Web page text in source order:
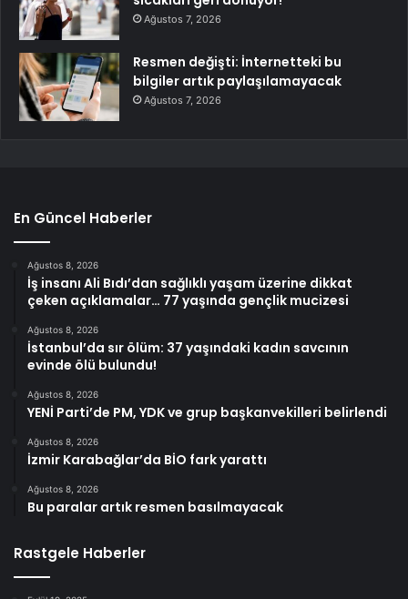
Ağustos 7, 2026
Resmen değişti: İnternetteki bu
bilgiler artık paylaşılamayacak
Ağustos 7, 2026
En Güncel Haberler
Ağustos 8, 2026
İş insanı Ali Bıdı’dan sağlıklı yaşam üzerine dikkat
çeken açıklamalar… 77 yaşında gençlik mucizesi
Ağustos 8, 2026
İstanbul’da sır ölüm: 37 yaşındaki kadın savcının
evinde ölü bulundu!
Ağustos 8, 2026
YENİ Parti’de PM, YDK ve grup başkanvekilleri belirlendi
Ağustos 8, 2026
İzmir Karabağlar’da BİO fark yarattı
Ağustos 8, 2026
Bu paralar artık resmen basılmayacak
Rastgele Haberler